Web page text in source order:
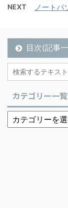
NEXT ノート
目次(記事
カテゴリー一覧